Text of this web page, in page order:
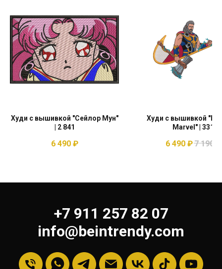
Худи с вышивкой "Сейлор Мун"
| 2 841
6 490 ₽
Худи с вышивкой
Marvel" | 331
6 490 ₽7 190
+7 911 257 82 07
info@beintrendy.com